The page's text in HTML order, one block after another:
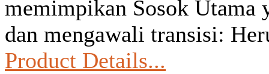
memimpikan Sosok Utama
dan mengawali transisi:
Product Details...